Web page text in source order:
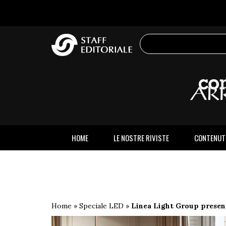
HOME LE NOSTRE RIVISTE
Home » Speciale LED » Linea Light Group